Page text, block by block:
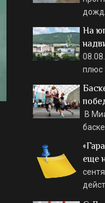
На
плюс
В
еще